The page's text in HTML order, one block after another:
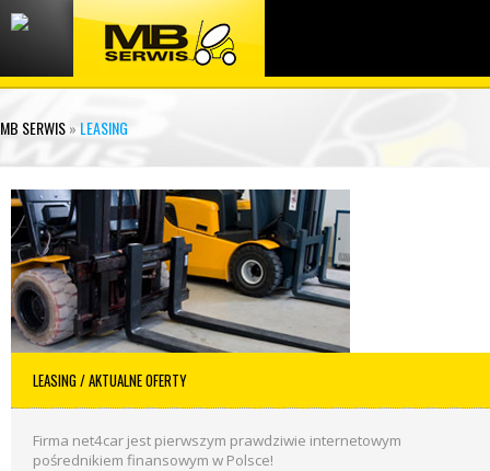
MB SERWIS» LEASING
LEASING/ AKTUALNE OFERTY
Firma net4car jest pierwszym prawdziwie internetowym
pośrednikiem finansowym w Polsce!